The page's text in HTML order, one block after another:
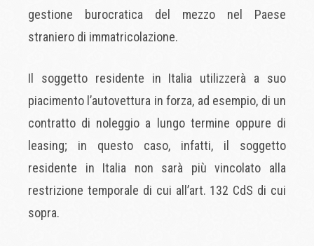
gestione burocratica del mezzo nel Paese
straniero di immatricolazione.
Il soggetto residente in Italia utilizzerà a suo
piacimento l’autovettura in forza, ad esempio, di un
contratto di noleggio a lungo termine oppure di
leasing; in questo caso, infatti, il soggetto
residente in Italia non sarà più vincolato alla
restrizione temporale di cui all’art. 132 CdS di cui
sopra.